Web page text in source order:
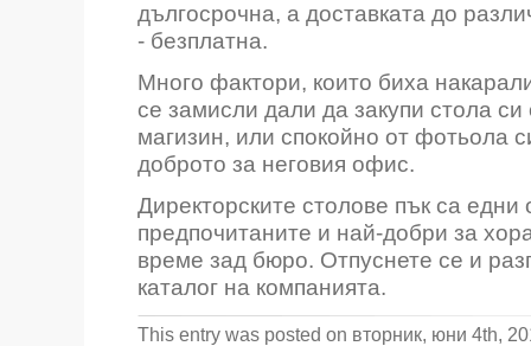
дългосрочна, а доставката до
- безплатна.
Много фактори, които биха
се замисли дали да закупи стола си
магизин, или спокойно от фотьола
доброто за неговия офис.
Директорските столове пък са едни
предпочитаните и най-добри за
време зад бюро. Отпуснете се и
каталог на компанията.
This entry was posted on вторник, юни 4th,